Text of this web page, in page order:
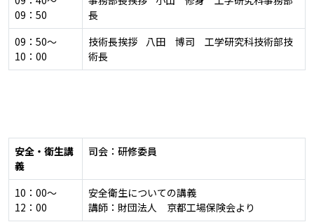
09：50
長
09：50～
10：00
技術長挨拶 八田 博司 工学研究科技術部技
術長
安全・衛生講
義
司会：研修委員
10：00～
12：00
安全衛生についての講義
講師：財団法人 京都工場保険会より